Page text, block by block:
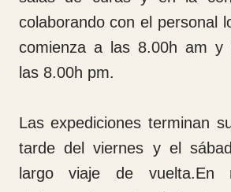
instrumentación de las diferentes cirugías,
y su forma de uso. Hemos adiestrado al
personal para el manejo de los aparatos de
También se les ha enseñado la
las cajas de instrumental y de los